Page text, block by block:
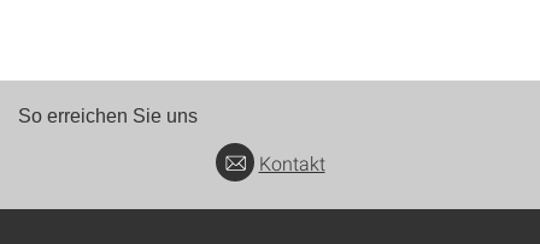
So erreichen Sie uns
Kontakt